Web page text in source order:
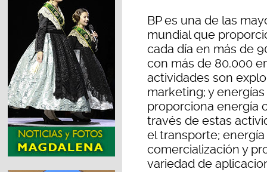
BP es una de las
mundial que
cada día en más de
con más de 80.000
actividades son
marketing; y
proporciona energía
través de estas
el transporte;
comercialización y
variedad de